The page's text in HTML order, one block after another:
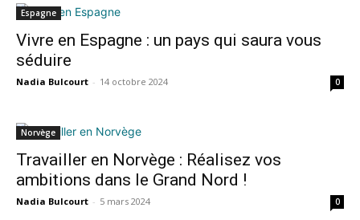
Espagne
Vivre en Espagne : un pays qui saura vous
séduire
Nadia Bulcourt - 14 octobre 2024 0
Norvège
Travailler en Norvège : Réalisez vos
ambitions dans le Grand Nord !
Nadia Bulcourt - 5 mars 2024 0